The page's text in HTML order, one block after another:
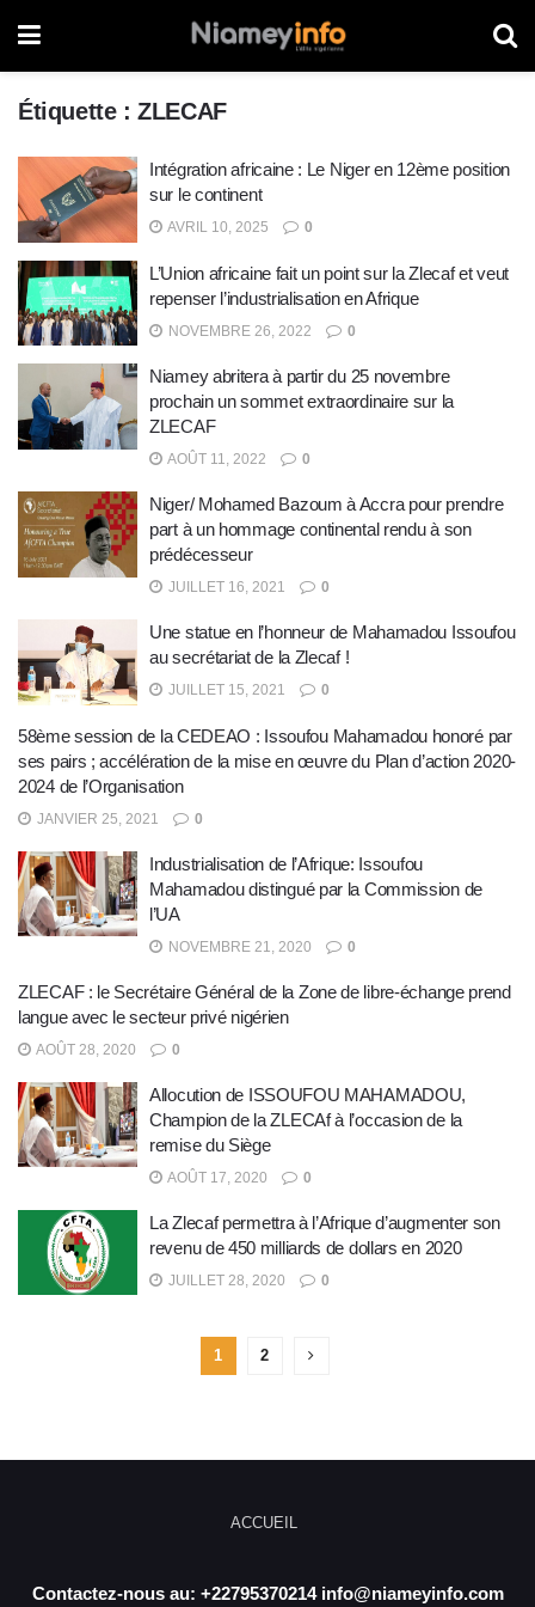
Étiquette :ZLECAF
Intégration africaine : Le Niger en 12ème position
sur le continent
AVRIL 10, 2025 0
L’Union africaine fait un point sur la Zlecaf et veut
repenser l’industrialisation en Afrique
NOVEMBRE 26, 2022 0
Niamey abritera à partir du 25 novembre
prochain un sommet extraordinaire sur la
ZLECAF
AOÛT 11, 2022 0
Niger/ Mohamed Bazoum à Accra pour prendre
part à un hommage continental rendu à son
prédécesseur
JUILLET 16, 2021 0
Une statue en l’honneur de Mahamadou Issoufou
au secrétariat de la Zlecaf !
JUILLET 15, 2021 0
58ème session de la CEDEAO : Issoufou Mahamadou honoré par
ses pairs ; accélération de la mise en œuvre du Plan d’action 2020-
2024 de l’Organisation
JANVIER 25, 2021 0
Industrialisation de l’Afrique: Issoufou
Mahamadou distingué par la Commission de
l’UA
NOVEMBRE 21, 2020 0
ZLECAF : le Secrétaire Général de la Zone de libre-échange prend
langue avec le secteur privé nigérien
AOÛT 28, 2020 0
Allocution de ISSOUFOU MAHAMADOU,
Champion de la ZLECAf à l’occasion de la
remise du Siège
AOÛT 17, 2020 0
La Zlecaf permettra à l’Afrique d’augmenter son
revenu de 450 milliards de dollars en 2020
JUILLET 28, 2020 0
1 2
ACCUEIL
Contactez-nous au: +22795370214 info@niameyinfo.com